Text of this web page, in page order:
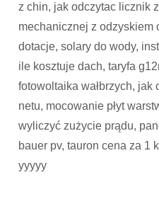
z chin, jak odczytac licznik
mechanicznej z odzyskiem
dotacje, solary do wody,
ile kosztuje dach, taryfa
fotowoltaika wałbrzych, jak
netu, mocowanie płyt
wyliczyć zużycie prądu,
bauer pv, tauron cena za 1
yyyyy